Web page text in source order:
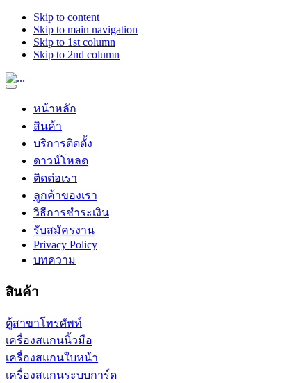
Skip to content
Skip to main navigation
Skip to 1st column
Skip to 2nd column
หน้าหลัก
สินค้า
บริการติดตั้ง
ดาวน์โหลด
ติดต่อเรา
ลูกค้าของเรา
วิธีการชำระเงิน
รับสมัครงาน
Privacy Policy
บทความ
สินค้า
ตู้สาขาโทรศัพท์
เครื่องสแกนนิ้วมือ
เครื่องสแกนใบหน้า
เครื่องสแกนระบบการ์ด